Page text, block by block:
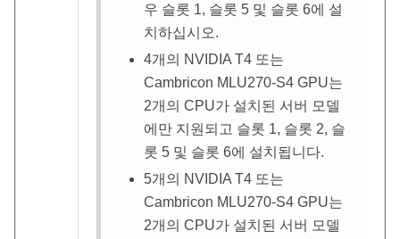
우 슬롯 1, 슬롯 5 및 슬롯 6에 설
치하십시오.
4개의 NVIDIA T4 또는
Cambricon MLU270-S4 GPU는
2개의 CPU가 설치된 서버 모델
에만 지원되고 슬롯 1, 슬롯 2, 슬
롯 5 및 슬롯 6에 설치됩니다.
5개의 NVIDIA T4 또는
Cambricon MLU270-S4 GPU는
2개의 CPU가 설치된 서버 모델